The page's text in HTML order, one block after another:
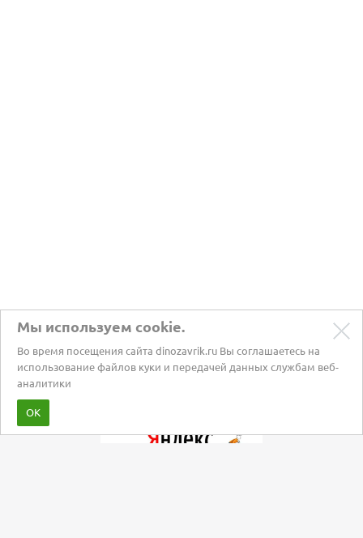
Мы используем cookie.
Во время посещения сайта dinozavrik.ru Вы соглашаетесь на
использование файлов куки и передачей данных службам веб-
аналитики
ОК